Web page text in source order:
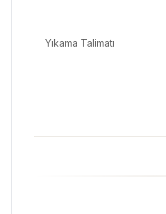
Yıkama Talimatı